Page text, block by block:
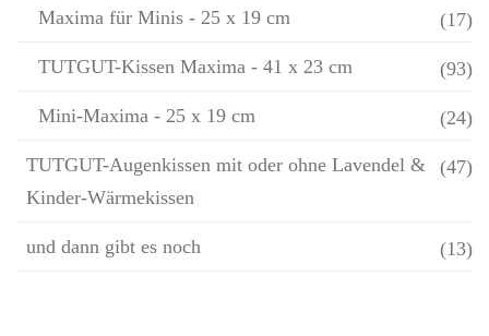
Maxima für Minis - 25 x 19 cm (17)
TUTGUT-Kissen Maxima - 41 x 23 cm (93)
Mini-Maxima - 25 x 19 cm (24)
TUTGUT-Augenkissen mit oder ohne Lavendel &
Kinder-Wärmekissen
(47)
und dann gibt es noch (13)